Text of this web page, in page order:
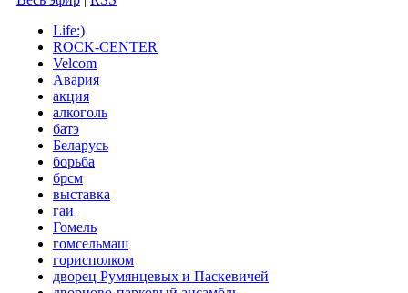
Life:)
ROCK-CENTER
Velcom
Авария
акция
алкоголь
батэ
Беларусь
борьба
брсм
выставка
гаи
Гомель
гомсельмаш
горисполком
дворец Румянцевых и Паскевичей